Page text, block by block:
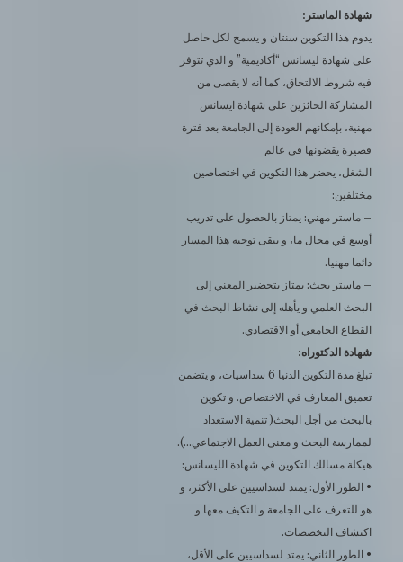
شهادة الماستر:
يدوم هذا التكوين سنتان و يسمح لكل حاصل
على شهادة ليسانس “أكاديمية” و الذي تتوفر
فيه شروط الالتحاق، كما أنه لا يقصى من
المشاركة الحائزين على شهادة ايسانس
مهنية، بإمكانهم العودة إلى الجامعة بعد فترة
قصيرة يقضونها في عالم
الشغل، يحضر هذا التكوين في اختصاصين
مختلفين:
– ماستر مهني: يمتاز بالحصول على تدريب
أوسع في مجال ما، و يبقى توجيه هذا المسار
دائما مهنيا.
– ماستر بحث: يمتاز بتحضير المعني إلى
البحث العلمي و يأهله إلى نشاط البحث في
القطاع الجامعي أو الاقتصادي.
شهادة الدكتوراه:
تبلغ مدة التكوين الدنيا 6 سداسيات، و يتضمن
تعميق المعارف في الاختصاص. و تكوين
بالبحث من أجل البحث( تنمية الاستعداد
لممارسة البحث و معنى العمل الاجتماعي…).
هيكلة مسالك التكوين في شهادة الليسانس:
• الطور الأول: يمتد لسداسيين على الأكثر، و
هو للتعرف على الجامعة و التكيف معها و
اكتشاف التخصصات.
• الطور الثاني: يمتد لسداسيين على الأقل،